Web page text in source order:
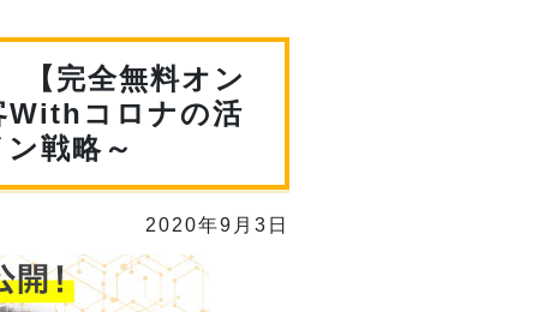
【完全無料オン
Withコロナの活
戦略～
2020年9月3日